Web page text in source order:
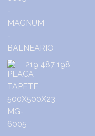
219 487 198